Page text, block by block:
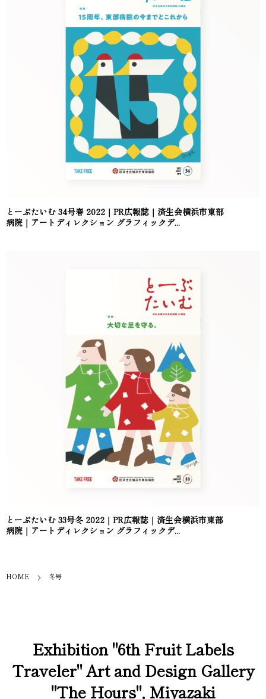
とーぶたいむ 34号春 2022｜PR広報誌｜済生会横浜市東部
病院｜アートディレクション グラフィックデ...
とーぶたいむ 33号冬 2022｜PR広報誌｜済生会横浜市東部
病院｜アートディレクション グラフィックデ...
HOME 冬号
Exhibition "6th Fruit Labels
Traveler" Art and Design Gallery
"The Hours", Miyazaki